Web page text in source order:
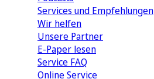
Services und Empfehlungen
Wir helfen
Unsere Partner
E-Paper lesen
Service FAQ
Online Service